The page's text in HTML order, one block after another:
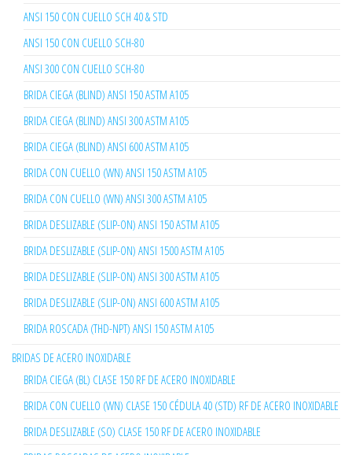
ANSI 150 CON CUELLO SCH 40 & STD
ANSI 150 CON CUELLO SCH-80
ANSI 300 CON CUELLO SCH-80
BRIDA CIEGA (BLIND) ANSI 150 ASTM A105
BRIDA CIEGA (BLIND) ANSI 300 ASTM A105
BRIDA CIEGA (BLIND) ANSI 600 ASTM A105
BRIDA CON CUELLO (WN) ANSI 150 ASTM A105
BRIDA CON CUELLO (WN) ANSI 300 ASTM A105
BRIDA DESLIZABLE (SLIP-ON) ANSI 150 ASTM A105
BRIDA DESLIZABLE (SLIP-ON) ANSI 1500 ASTM A105
BRIDA DESLIZABLE (SLIP-ON) ANSI 300 ASTM A105
BRIDA DESLIZABLE (SLIP-ON) ANSI 600 ASTM A105
BRIDA ROSCADA (THD-NPT) ANSI 150 ASTM A105
BRIDAS DE ACERO INOXIDABLE
BRIDA CIEGA (BL) CLASE 150 RF DE ACERO INOXIDABLE
BRIDA CON CUELLO (WN) CLASE 150 CÉDULA 40 (STD) RF DE ACERO INOXIDABLE
BRIDA DESLIZABLE (SO) CLASE 150 RF DE ACERO INOXIDABLE